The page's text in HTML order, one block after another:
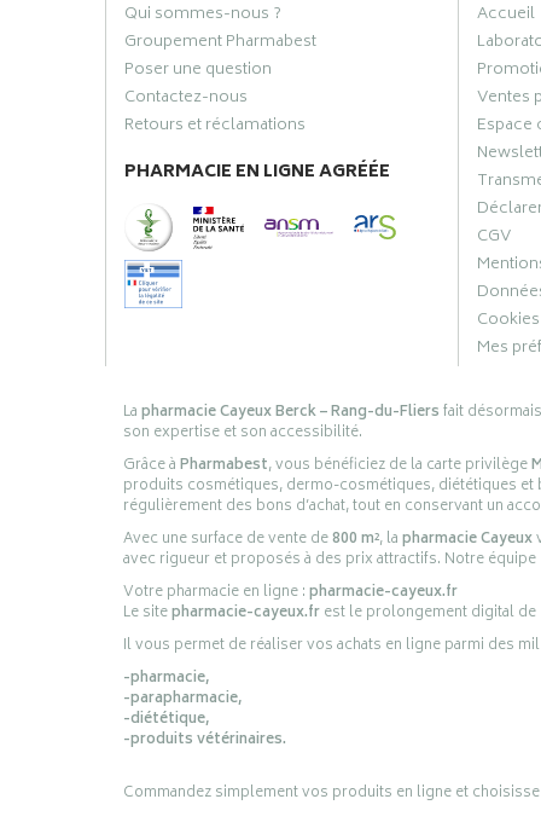
Qui sommes-nous ?
Groupement Pharmabest
Poser une question
Contactez-nous
Retours et réclamations
PHARMACIE EN LIGNE AGRÉÉE
Accueil
Ventes
Espace
CGV
Cookies
Mes
Lapharmacie Cayeux Berck – Rang-du-Fliersfait
son expertise et son accessibilité.
Grâce àPharmabest, vous bénéficiez de la carte privilège
produits cosmétiques, dermo-cosmétiques, diététiques
régulièrement des bons d’achat, tout en conservant un
Avec une surface de vente de800 m², lapharmacie Cayeux
avec rigueur et proposés à des prix attractifs. Notre
Votre pharmacie en ligne :pharmacie-cayeux.fr
Le sitepharmacie-cayeux.frest le prolongement digital de
Il vous permet de réaliser vos achats en ligne parmi des
-pharmacie,
-parapharmacie,
-diététique,
-produits vétérinaires.
Commandez simplement vos produits en ligne et